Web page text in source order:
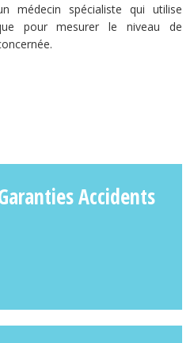
médecin spécialiste qui utilise
pour mesurer le niveau de
Accidents